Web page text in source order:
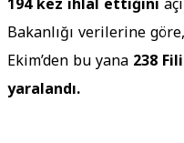
Bakanlığı verilerine
Ekim’den bu yana238
yaralandı.